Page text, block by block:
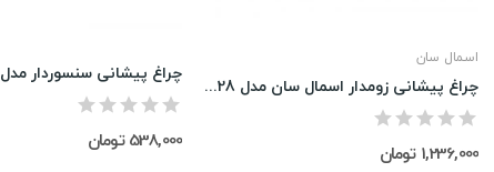
چراغ پیشانی سنسوردار مدل NF-611
538,000 تومان
اسمال سان
چراغ پیشانی زومدار اسمال سان مدل W528
1,236,000 تومان